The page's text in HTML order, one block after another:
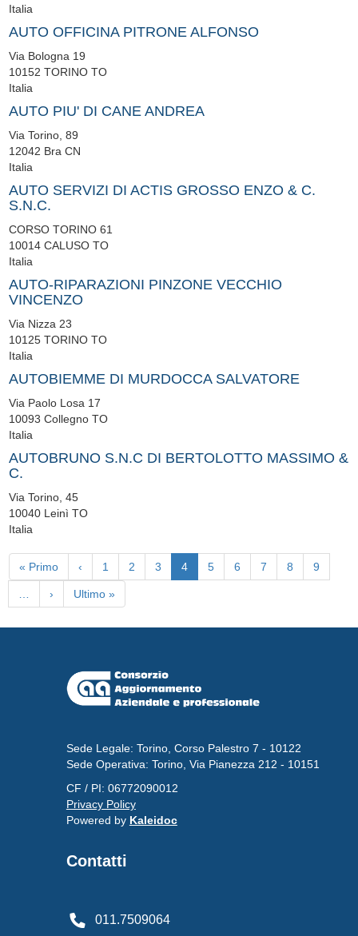
Italia
AUTO OFFICINA PITRONE ALFONSO
Via Bologna 19
10152 TORINO TO
Italia
AUTO PIU' DI CANE ANDREA
Via Torino, 89
12042 Bra CN
Italia
AUTO SERVIZI DI ACTIS GROSSO ENZO & C.
S.N.C.
CORSO TORINO 61
10014 CALUSO TO
Italia
AUTO-RIPARAZIONI PINZONE VECCHIO
VINCENZO
Via Nizza 23
10125 TORINO TO
Italia
AUTOBIEMME DI MURDOCCA SALVATORE
Via Paolo Losa 17
10093 Collegno TO
Italia
AUTOBRUNO S.N.C DI BERTOLOTTO MASSIMO &
C.
Via Torino, 45
10040 Leinì TO
Italia
Paginazione
Prima
pagina
« Primo
Pagina
precedente
‹ Page
1 Page
2 Page
3
Pagina
attuale
4 Page
5 Page
6 Page
7 Page
8 Page
9
Pagina
successiva
›
Ultima
pagina
Ultimo »
Sede Legale: Torino, Corso Palestro 7 - 10122
Sede Operativa: Torino, Via Pianezza 212 - 10151
CF / PI: 06772090012
Privacy Policy
Powered by Kaleidoc
Contatti
011.7509064